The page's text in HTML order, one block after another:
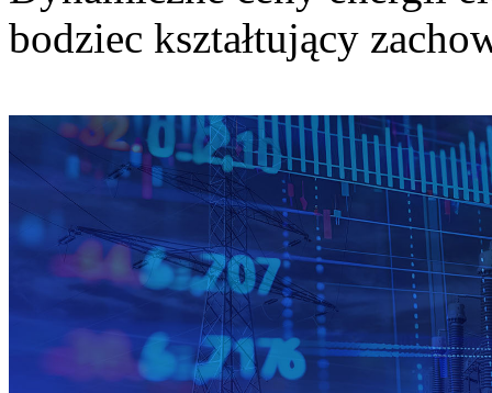
bodziec kształtujący